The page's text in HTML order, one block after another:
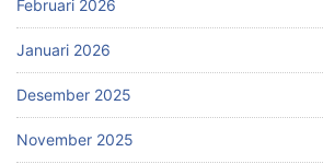
Februari 2026
Januari 2026
Desember 2025
November 2025